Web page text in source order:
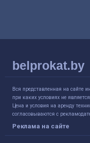
belprokat.by
Вся представленная на сайте
при каких условиях не
Цена и условия на аренду
согласовываются с
Реклама на сайте